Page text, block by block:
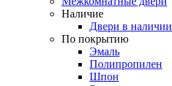
Наличие
Двери в наличии
По покрытию
Эмаль
Полипропилен
Шпон